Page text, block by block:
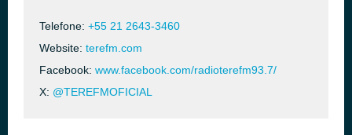
Telefone: +55 21 2643-3460
Website: terefm.com
Facebook: www.facebook.com/radioterefm93.7/
X: @TEREFMOFICIAL